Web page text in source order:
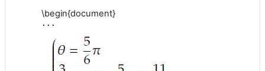
\begin{document}
･･･